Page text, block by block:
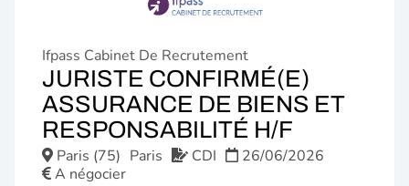
Ifpass Cabinet De Recrutement
JURISTE CONFIRMÉ(E)
ASSURANCE DE BIENS ET
RESPONSABILITÉ H/F
Paris (75) Paris CDI
26/06/2026
A négocier